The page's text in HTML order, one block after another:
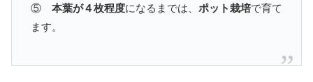
⑤ 本葉が４枚程度になるまでは、 ポット栽培で育て
ます。